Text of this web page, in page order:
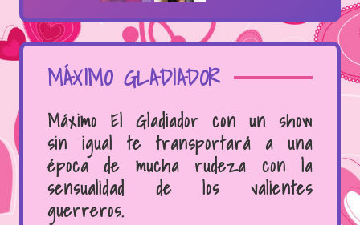
MÁXIMO GLADIADOR
Máximo El Gladiador con un show
sin igual te transportará a una
época de mucha rudeza con la
sensualidad de los valientes
guerreros.